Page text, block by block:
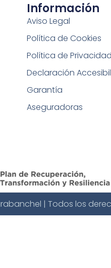
Información
Aviso Legal
Política de Cookies
Política de Privacidad
Declaración
Garantía
Aseguradoras
| Todos los